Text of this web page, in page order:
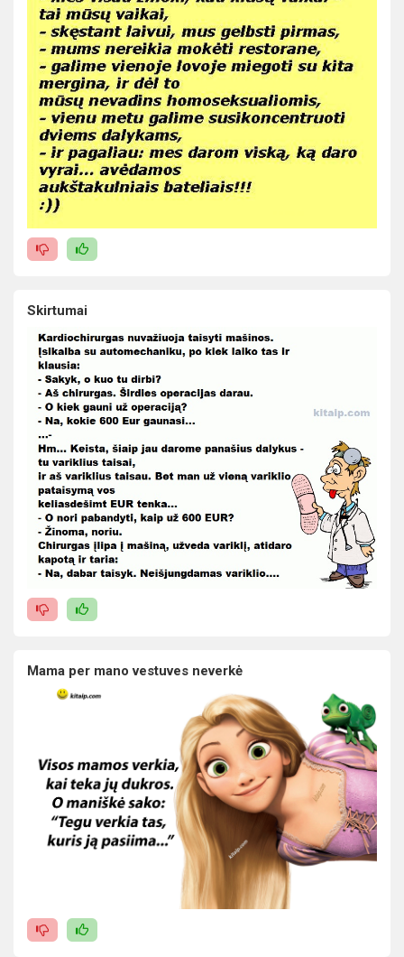
Skirtumai
Mama per mano vestuves neverkė